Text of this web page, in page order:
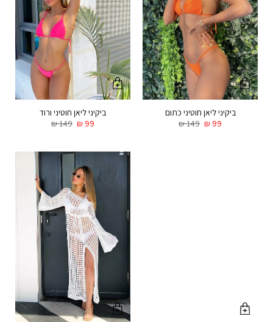
ביקיני ליאן חוטיני כתום
₪149 ₪ 99
ביקיני ליאן חוטיני ורוד
₪149 ₪ 99